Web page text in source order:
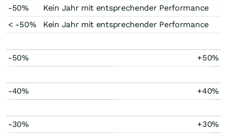
-50%
Kein Jahr mit entsprechender Performance
< -50%
Kein Jahr mit entsprechender Performance
-50% +50%
-40% +40%
-30% +30%